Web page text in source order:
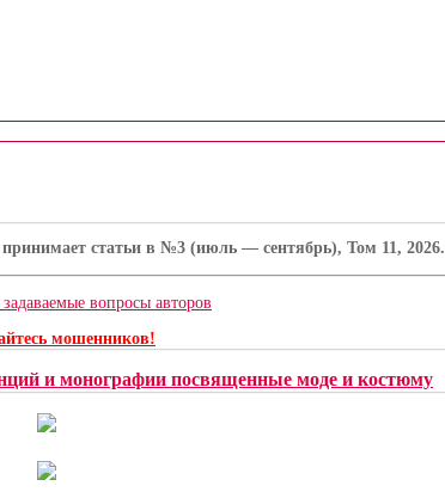
статьи в №3 (июль — сентябрь), Том 11, 2026.
вопросы авторов
мошенников!
и монографии посвященные моде и костюму